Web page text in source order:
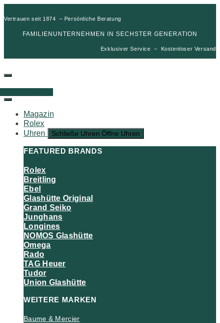
Vertrauen seit 1874 – Persönliche Beratung
FAMILIENUNTERNEHMEN IN SECHSTER GENERATION
Exklusiver Service – Kostenloser Versand
Magazin
Rolex
Uhren
Schließe Uhren Öffne Uhren
FEATURED BRANDS
Rolex
Breitling
Ebel
Glashütte Original
Grand Seiko
Junghans
Longines
NOMOS Glashütte
Omega
Rado
TAG Heuer
Tudor
Union Glashütte
WEITERE MARKEN
Baume & Mercier